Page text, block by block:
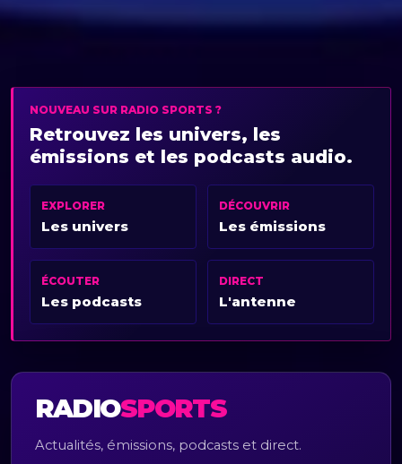
NOUVEAU SUR RADIO SPORTS ?
Retrouvez les univers, les
émissions et les podcasts audio.
EXPLORER
Les univers
DÉCOUVRIR
Les émissions
ÉCOUTER
Les podcasts
DIRECT
L'antenne
RADIOSPORTS
Actualités, émissions, podcasts et direct.